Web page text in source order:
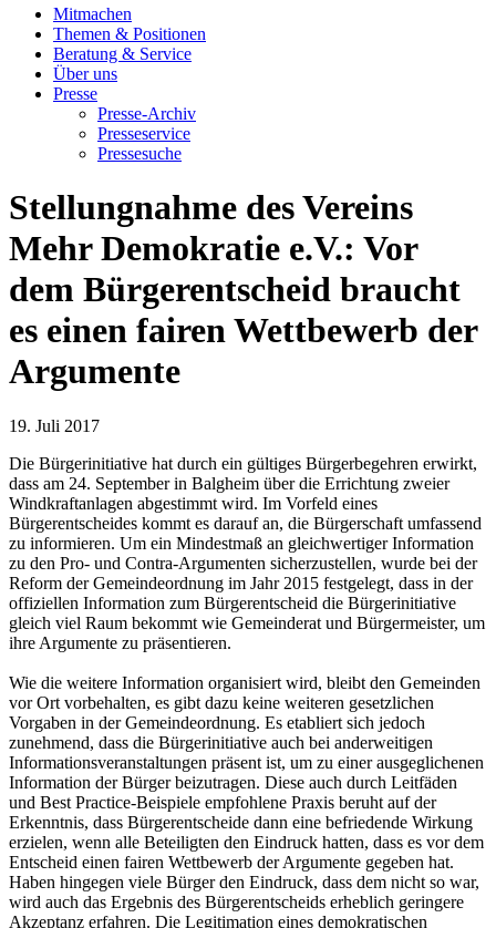
Mitmachen
Themen & Positionen
Beratung & Service
Über uns
Presse
Presse-Archiv
Presseservice
Pressesuche
Stellungnahme des Vereins
Mehr Demokratie e.V.: Vor
dem Bürgerentscheid braucht
es einen fairen Wettbewerb der
Argumente
19. Juli 2017
Die Bürgerinitiative hat durch ein gültiges Bürgerbegehren erwirkt,
dass am 24. September in Balgheim über die Errichtung zweier
Windkraftanlagen abgestimmt wird. Im Vorfeld eines
Bürgerentscheides kommt es darauf an, die Bürgerschaft umfassend
zu informieren. Um ein Mindestmaß an gleichwertiger Information
zu den Pro- und Contra-Argumenten sicherzustellen, wurde bei der
Reform der Gemeindeordnung im Jahr 2015 festgelegt, dass in der
offiziellen Information zum Bürgerentscheid die Bürgerinitiative
gleich viel Raum bekommt wie Gemeinderat und Bürgermeister, um
ihre Argumente zu präsentieren.
Wie die weitere Information organisiert wird, bleibt den Gemeinden
vor Ort vorbehalten, es gibt dazu keine weiteren gesetzlichen
Vorgaben in der Gemeindeordnung. Es etabliert sich jedoch
zunehmend, dass die Bürgerinitiative auch bei anderweitigen
Informationsveranstaltungen präsent ist, um zu einer ausgeglichenen
Information der Bürger beizutragen. Diese auch durch Leitfäden
und Best Practice-Beispiele empfohlene Praxis beruht auf der
Erkenntnis, dass Bürgerentscheide dann eine befriedende Wirkung
erzielen, wenn alle Beteiligten den Eindruck hatten, dass es vor dem
Entscheid einen fairen Wettbewerb der Argumente gegeben hat.
Haben hingegen viele Bürger den Eindruck, dass dem nicht so war,
wird auch das Ergebnis des Bürgerentscheids erheblich geringere
Akzeptanz erfahren. Die Legitimation eines demokratischen